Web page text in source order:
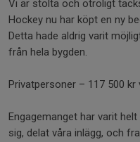
Vi är stolta och otroligt
Hockey nu har köpt en ny
Detta hade aldrig varit
från hela bygden.
Privatpersoner – 117 500 kr
Engagemanget har varit
sig, delat våra inlägg, och